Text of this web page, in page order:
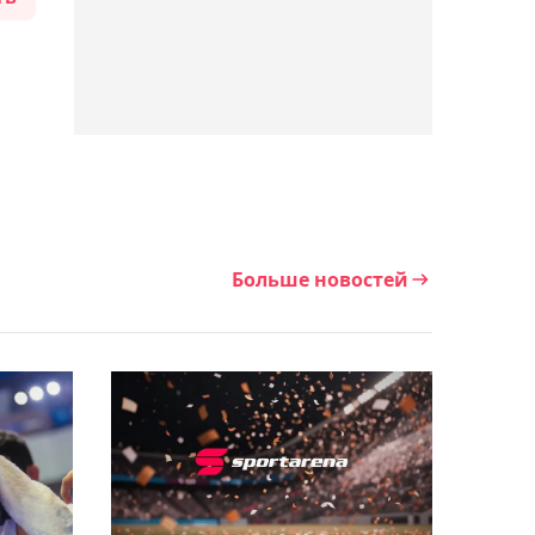
чемпионство Иэну Гэрри
ХК "Актобе" с разгромного
поражения начал Кубок
губернатора
Оренбургской области
Больше новостей